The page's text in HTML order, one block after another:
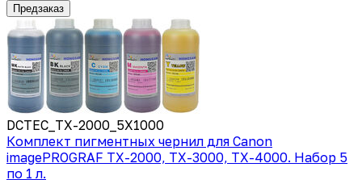
Предзаказ
DCTEC_TX-2000_5X1000
Комплект пигментных чернил для Canon
imagePROGRAF TX-2000, TX-3000, TX-4000. Набор 5
по 1 л.